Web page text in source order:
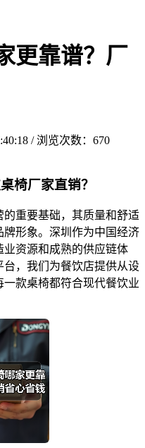
更靠谱？厂
/ 浏览次数： 670
椅厂家直销？
重要基础，其质量和舒适
形象。深圳作为中国经济
资源和成熟的供应链体
，我们为餐饮店提供从设
款桌椅都符合现代餐饮业